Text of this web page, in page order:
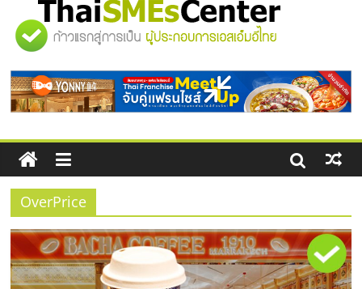
ThaiFranchise Meet Up จับคู่แฟรน
ไชส์ ครั้งที่ 8
ร้านเครื่องเสียงคุณภาพสูง พร้อม
บริษัท Cybersecurity ในไทยที่ไหนดี?
วิธีเลือกผู้ให้บริการให้คุ้มค่าและตอบ
โจทย์ธุรกิจ
"ศูนย์
รวม
ข้อมูล
ธุรกิจ
SME
แห่ง
OverPrice